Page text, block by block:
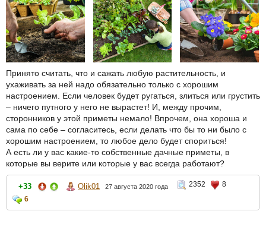
Принято считать, что и сажать любую растительность, и
ухаживать за ней надо обязательно только с хорошим
настроением. Если человек будет ругаться, злиться или грустить
– ничего путного у него не вырастет! И, между прочим,
сторонников у этой приметы немало! Впрочем, она хороша и
сама по себе – согласитесь, если делать что бы то ни было с
хорошим настроением, то любое дело будет спориться!
А есть ли у вас какие-то собственные дачные приметы, в
которые вы верите или которые у вас всегда работают?
+33 Olik01 27 августа 2020 года 2352
8
6